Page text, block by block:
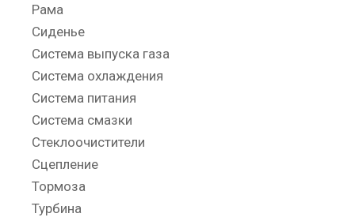
Рама
Сиденье
Система выпуска газа
Система охлаждения
Система питания
Система смазки
Стеклоочистители
Сцепление
Тормоза
Турбина